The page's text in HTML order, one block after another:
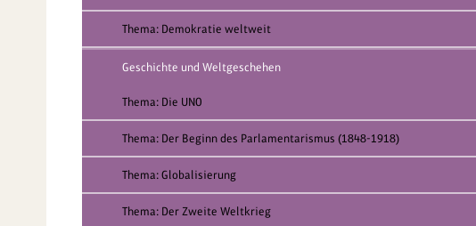
Thema: Demokratie weltweit
Geschichte und Weltgeschehen
Thema: Die UNO
Thema: Der Beginn des Parlamentarismus (1848-1918)
Thema: Globalisierung
Thema: Der Zweite Weltkrieg